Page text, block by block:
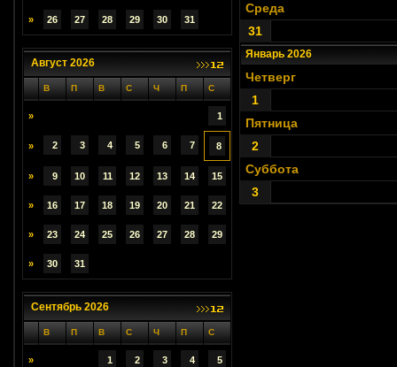
» 26 27 28 29 30 31
Август 2026
В П В С Ч П С
» 1
» 2 3 4 5 6 7 8
» 9 10 11 12 13 14 15
» 16 17 18 19 20 21 22
» 23 24 25 26 27 28 29
» 30 31
Сентябрь 2026
В П В С Ч П С
» 1 2 3 4 5
Среда
31
Январь 2026
Четверг
1
Пятница
2
Суббота
3